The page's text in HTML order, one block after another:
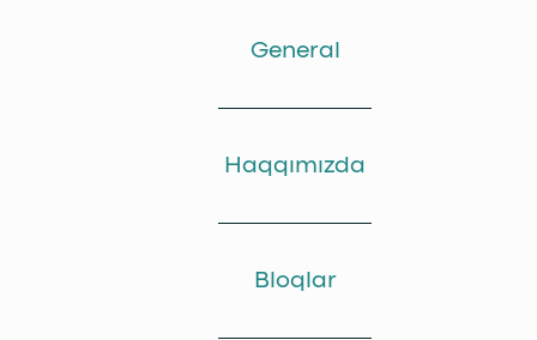
General
Haqqımızda
Bloqlar